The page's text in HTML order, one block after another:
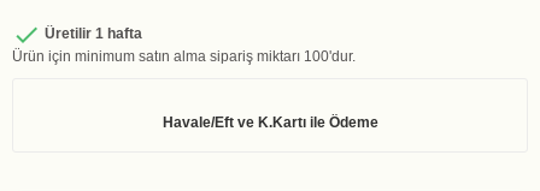
 Üretilir 1 hafta
Ürün için minimum satın alma sipariş miktarı 100'dur.